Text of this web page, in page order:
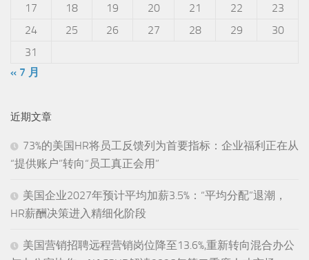
17
18 19 20 21 22
23
24
25 26 27 28 29
30
31
« 7 月
近期文章
73%的美国HR将员工反馈列为首要指标：企业福利正在从
“提供账户”转向“员工真正会用”
美国企业2027年预计平均加薪3.5%：“平均分配”退潮，
HR薪酬决策进入精细化阶段
美国营销招聘远程营销岗位降至13.6%,重新转向混合办公